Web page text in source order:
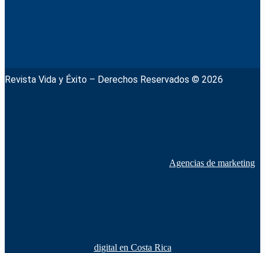
Revista Vida y Éxito – Derechos Reservados © 2026
Agencias de marketing
digital en Costa Rica